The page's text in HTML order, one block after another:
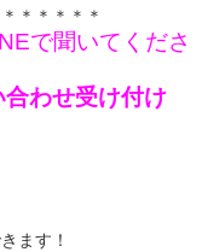
＊＊＊＊＊
で聞いてくださ
わせ受け付け
ます！